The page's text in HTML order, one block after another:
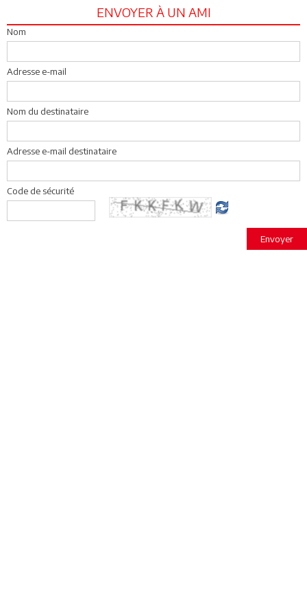
ENVOYER À UN AMI
Nom
Adresse e-mail
Nom du destinataire
Adresse e-mail destinataire
Code de sécurité
Envoyer